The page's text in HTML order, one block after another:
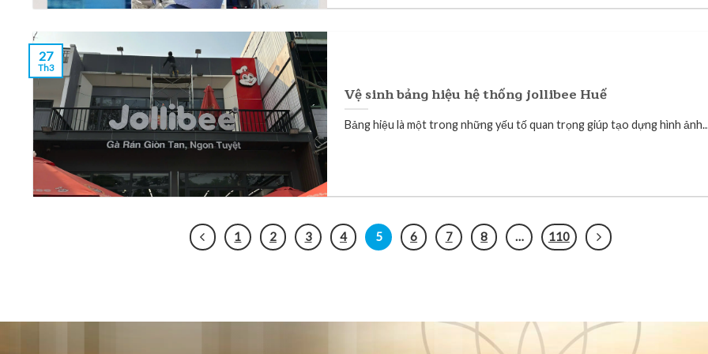
Vệ sinh bảng hiệu hệ thống jollibee Huế
Bảng hiệu là một trong những yếu tố quan trọng giúp tạo dựng hình
27
Th3
1 2 3 4 5 6 7 8 … 110